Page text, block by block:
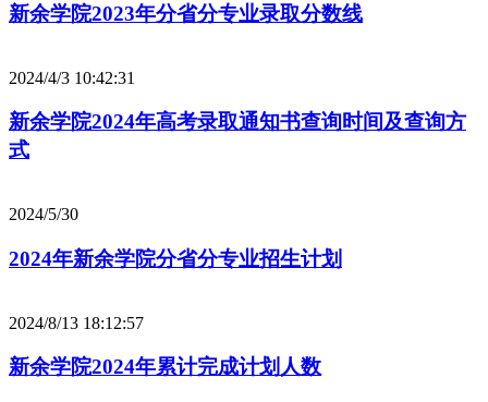
新余学院2023年分省分专业录取分数线
2024/4/3 10:42:31
新余学院2024年高考录取通知书查询时间及查询方
式
2024/5/30
2024年新余学院分省分专业招生计划
2024/8/13 18:12:57
新余学院2024年累计完成计划人数